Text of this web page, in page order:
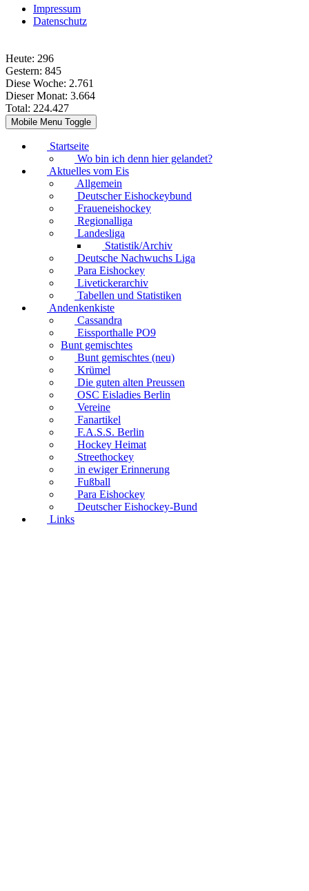
Impressum
Datenschutz
Heute: 296
Gestern: 845
Diese Woche: 2.761
Dieser Monat: 3.664
Total: 224.427
Mobile Menu Toggle
Startseite
Wo bin ich denn hier gelandet?
Aktuelles vom Eis
Allgemein
Deutscher Eishockeybund
Fraueneishockey
Regionalliga
Landesliga
Statistik/Archiv
Deutsche Nachwuchs Liga
Para Eishockey
Livetickerarchiv
Tabellen und Statistiken
Andenkenkiste
Cassandra
Eissporthalle PO9
Bunt gemischtes
Bunt gemischtes (neu)
Krümel
Die guten alten Preussen
OSC Eisladies Berlin
Vereine
Fanartikel
F.A.S.S. Berlin
Hockey Heimat
Streethockey
in ewiger Erinnerung
Fußball
Para Eishockey
Deutscher Eishockey-Bund
Links